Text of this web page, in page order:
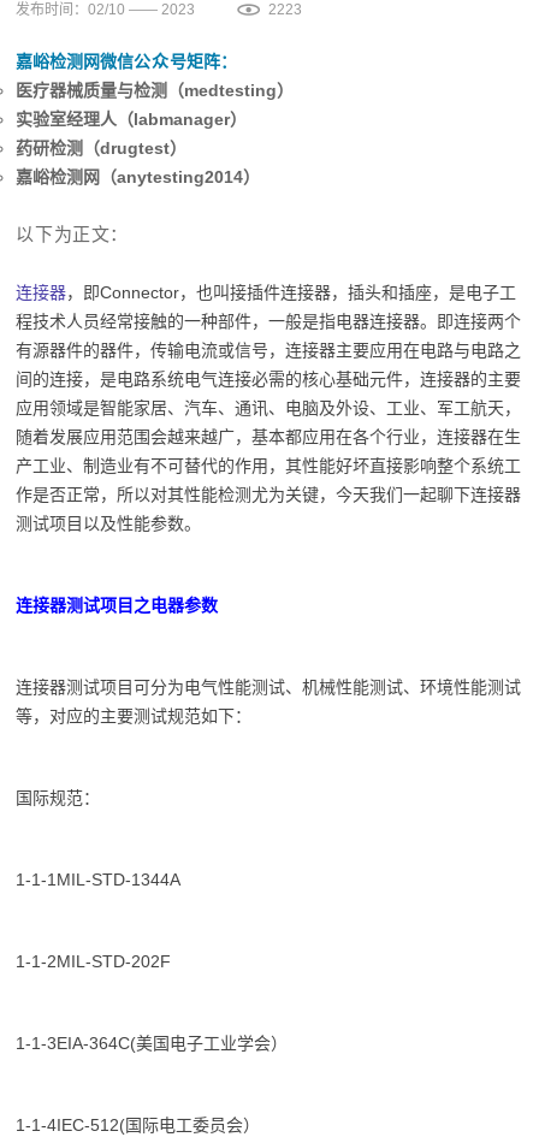
发布时间：02/10 —— 2023 2223
嘉峪检测网微信公众号矩阵：
医疗器械质量与检测（medtesting）
实验室经理人（labmanager）
药研检测（drugtest）
嘉峪检测网（anytesting2014）
以下为正文：
连接器，即Connector，也叫接插件连接器，插头和插座，是电子工
程技术人员经常接触的一种部件，一般是指电器连接器。即连接两个
有源器件的器件，传输电流或信号，连接器主要应用在电路与电路之
间的连接，是电路系统电气连接必需的核心基础元件，连接器的主要
应用领域是智能家居、汽车、通讯、电脑及外设、工业、军工航天，
随着发展应用范围会越来越广，基本都应用在各个行业，连接器在生
产工业、制造业有不可替代的作用，其性能好坏直接影响整个系统工
作是否正常，所以对其性能检测尤为关键，今天我们一起聊下连接器
测试项目以及性能参数。
连接器测试项目之电器参数
连接器测试项目可分为电气性能测试、机械性能测试、环境性能测试
等，对应的主要测试规范如下：
国际规范：
1-1-1MIL-STD-1344A
1-1-2MIL-STD-202F
1-1-3EIA-364C(美国电子工业学会）
1-1-4IEC-512(国际电工委员会）